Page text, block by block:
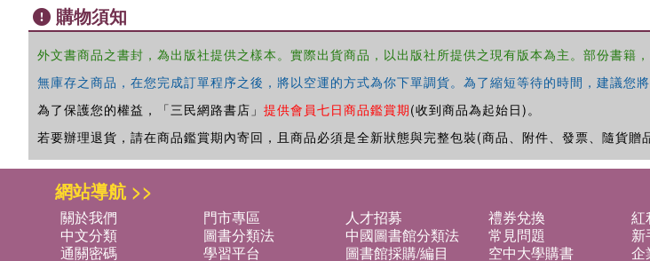
購物須知
外文書商品之書封，為出版社提供之樣本。實際出貨商品，以出版社所提供之現有版本為主。部份書籍
無庫存之商品，在您完成訂單程序之後，將以空運的方式為你下單調貨。為了縮短等待的時間，建議您
為了保護您的權益，「三民網路書店」 提供會員七日商品鑑賞期(收到商品為起始日)。
若要辦理退貨，請在商品鑑賞期內寄回，且商品必須是全新狀態與完整包裝(商品、附件、發票、隨貨贈
網站導航 >>
關於我們 門市專區 人才招募 禮券兌換
紅
中文分類
圖書分類法 中國圖書館分類法 常見問題
新
通關密碼
學習平台 圖書館採購/編目 空中大學購書
企